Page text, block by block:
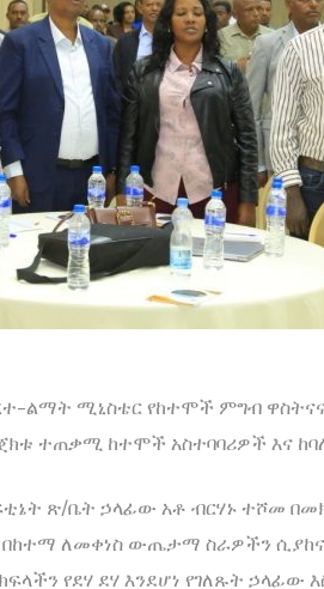
ልማት ሚኒስቴር የከተሞች ምግብ
ተጠቃሚ ከተሞች አስተባባሪዎች እና
ጽ/ቤት ኃላፊው አቶ ብርሃኑ ተሾመ
በከተማ ለመቀነስ ውጤታማ ስራዎችን
የደሃ ደሃ እንደሆነ የገለጹት ኃላፊው